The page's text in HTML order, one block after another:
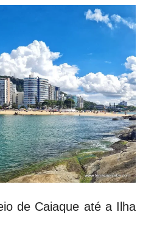
de Caiaque até a Ilha